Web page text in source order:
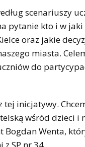
scenariuszy
pytanie kto i w jaki
oraz jakie
miasta.
do
tej inicjatywy.
wśród dzieci i
Bogdan Wenta,